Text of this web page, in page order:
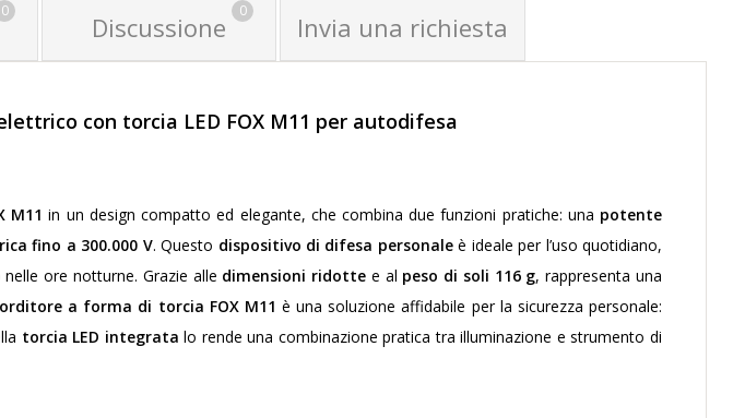
0
Discussione
0
Invia una richiesta
con torcia LED FOX M11 per autodifesa
M11 in un design compatto ed elegante, che combina due funzioni pratiche: una potente
fino a 300.000 V. Questo dispositivo di difesa personaleè ideale per l’uso quotidiano,
ore notturne. Grazie alle dimensioni ridotte e al peso di soli 116 g, rappresenta una
a forma di torcia FOX M11 è una soluzione affidabile per la sicurezza personale:
torcia LED integrata lo rende una combinazione pratica tra illuminazione e strumento di